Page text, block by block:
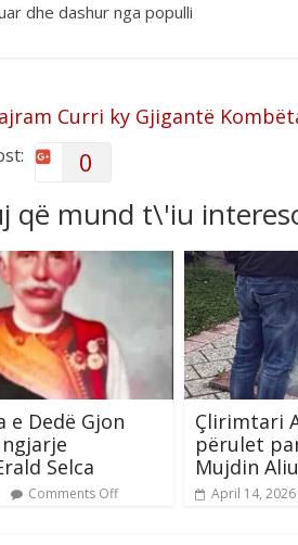
dhe dashur nga populli
Curri ky Gjigantë
0
që mund t\'iu
e Dedë Gjon
Selca
Comments Off
Çlirimtari
përulet
Mujdin
April 14, 2026